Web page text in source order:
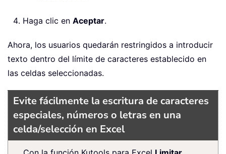
Haga clic en Aceptar.
Ahora, los usuarios quedarán restringidos a introducir
texto dentro del límite de caracteres establecido en
las celdas seleccionadas.
Evite fácilmente la escritura de caracteres
especiales, números o letras en una
celda/selección en Excel